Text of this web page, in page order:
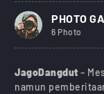
PHOTO
6 Photo
JagoDangdut–
namun